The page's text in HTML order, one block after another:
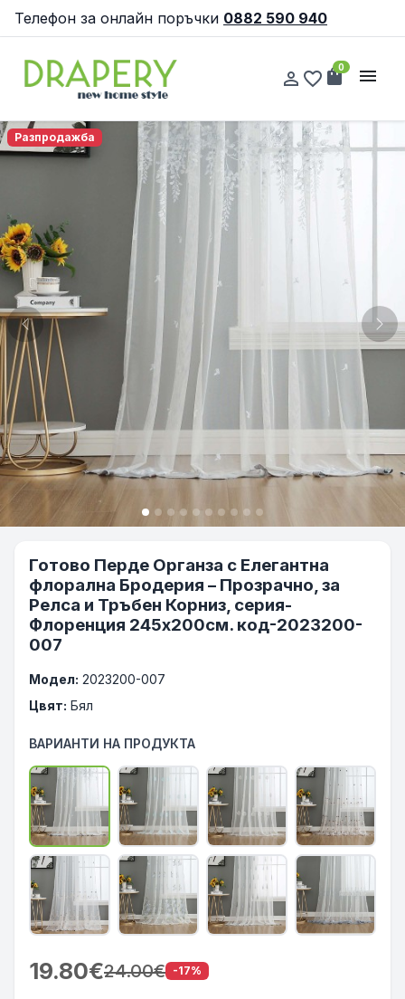
Телефон за онлайн поръчки 0882 590 940
person_outline favorite_border shopping_bag
0 menu
Разпродажба
Previous
Готово Перде Органза с Елегантна
флорална Бродерия – Прозрачно, за
Релса и Тръбен Корниз, серия-
Флоренция 245x200см. код-2023200-
007
Модел: 2023200-007
Цвят: Бял
ВАРИАНТИ НА ПРОДУКТА
19.80€24.00€ -17%